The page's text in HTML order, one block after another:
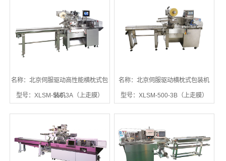
名称：北京伺服驱动高性能横枕式包
装机
型号：XLSM-550-3A（上走膜）
名称：北京伺服驱动横枕式包装机
型号：XLSM-500-3B（上走膜）